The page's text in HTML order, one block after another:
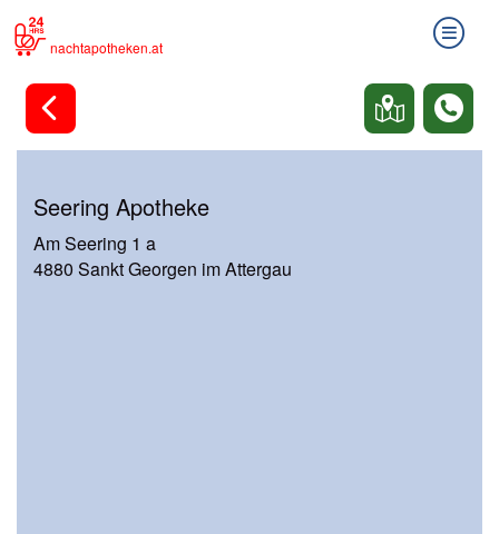
nachtapotheken.at
Seering Apotheke
Am Seering 1 a
4880 Sankt Georgen im Attergau